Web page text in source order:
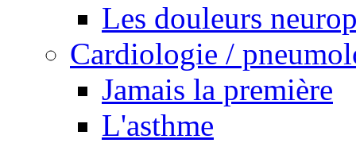
Les douleurs
Cardiologie /
Jamais la première
L'asthme